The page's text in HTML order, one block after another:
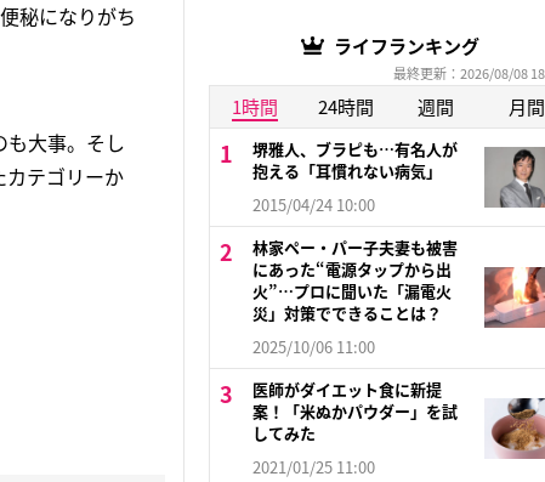
秘になりがち
も大事。そし
カテゴリーか
ライフランキング
最終更新：2026/08/08
1時間 24時間 週間 月間
堺雅人、ブラピも…有名人が
抱える「耳慣れない病気」
2015/04/24 10:00
林家ペー・パー子夫妻も被害
にあった“電源タップから出
火”…プロに聞いた「漏電火
災」対策でできることは？
2025/10/06 11:00
医師がダイエット食に新提
案！「米ぬかパウダー」を試
してみた
2021/01/25 11:00